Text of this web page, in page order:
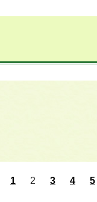
1 2 3 4 5